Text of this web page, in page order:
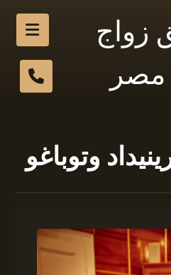
زواج
مصر
وتوباغو